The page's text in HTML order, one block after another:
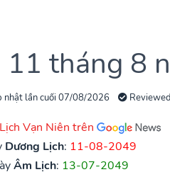
11 tháng 8
nhật lần cuối 07/08/2026
Vạn Niên trên
Dương Lịch: 11-08-2049
Âm Lịch: 13-07-2049